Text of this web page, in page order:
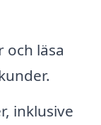
läsa
inklusive